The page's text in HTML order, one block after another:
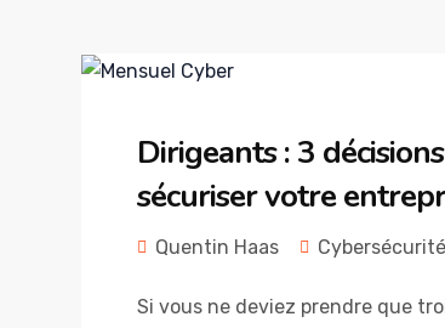
Dirigeants : 3
sécuriser votre
Quentin Haas Cybersécurité
Si vous ne deviez prendre que